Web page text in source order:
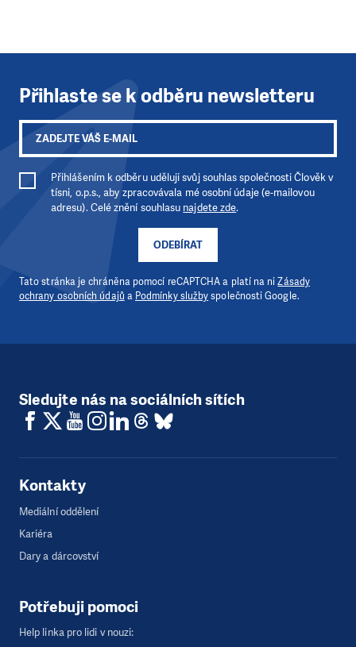
Přihlaste se k odběru newsletteru
ODEBÍRAT
Přihlášením k odběru uděluji svůj souhlas společnosti Člověk v
tísni, o.p.s., aby zpracovávala mé osobní údaje (e-mailovou
adresu). Celé znění souhlasu najdete zde.
Tato stránka je chráněna pomocí reCAPTCHA a platí na niZásady
ochrany osobních údajů a Podmínky službyspolečnosti Google.
Sledujte nás na sociálních sítích
Kontakty
Mediální oddělení
Kariéra
Dary a dárcovství
Potřebuji pomoci
Help linka pro lidi v nouzi: